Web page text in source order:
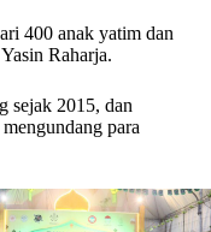
400 anak yatim dan
Raharja.
sejak 2015, dan
para